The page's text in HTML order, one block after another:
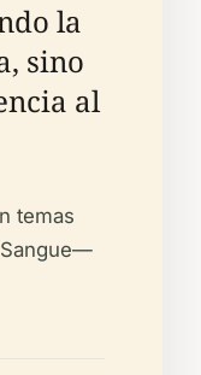
la
sino
al
temas